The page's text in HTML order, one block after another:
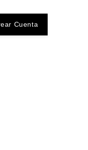
Cuenta